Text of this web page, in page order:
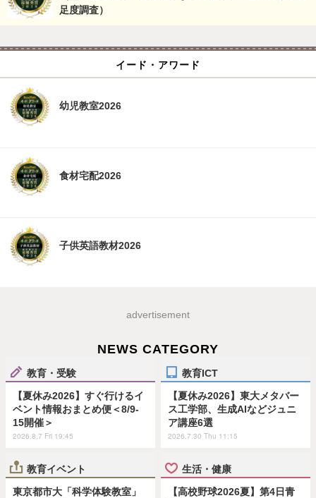
足度調査）
イード・アワード
幼児教室2026
食材宅配2026
子供英語教材2026
advertisement
NEWS CATEGORY
教育・受験
【夏休み2026】すぐ行けるイ
ベント情報おまとめ便＜8/9-
15開催＞
2026.8.7 Fri 19:45
教育ICT
【夏休み2026】東大メタバー
ス工学部、生成AIなどジュニ
ア講座6選
2026.7.30 Thu 11:15
教育イベント
東京都市大「科学体験教室」
生活・健康
【高校野球2026夏】第4日青